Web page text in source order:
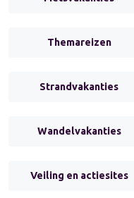
Themareizen
Strandvakanties
Wandelvakanties
Veiling en actiesites